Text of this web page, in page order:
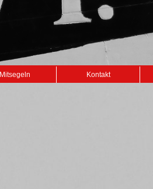
Mitsegeln Kontakt